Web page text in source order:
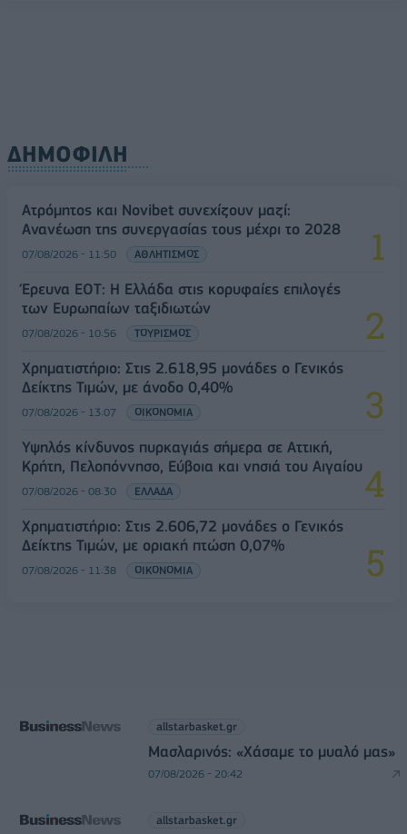
ΔΗΜΟΦΙΛΗ
Ατρόμητος και Novibet συνεχίζουν μαζί:
Ανανέωση της συνεργασίας τους μέχρι το 2028
07/08/2026 - 11:50 ΑΘΛΗΤΙΣΜΟΣ
Έρευνα ΕΟΤ: Η Ελλάδα στις κορυφαίες επιλογές
των Ευρωπαίων ταξιδιωτών
07/08/2026 - 10:56 ΤΟΥΡΙΣΜΟΣ
Χρηματιστήριο: Στις 2.618,95 μονάδες ο Γενικός
Δείκτης Τιμών, με άνοδο 0,40%
07/08/2026 - 13:07 ΟΙΚΟΝΟΜΙΑ
Υψηλός κίνδυνος πυρκαγιάς σήμερα σε Αττική,
Κρήτη, Πελοπόννησο, Εύβοια και νησιά του Αιγαίου
07/08/2026 - 08:30 ΕΛΛΑΔΑ
Χρηματιστήριο: Στις 2.606,72 μονάδες ο Γενικός
Δείκτης Τιμών, με οριακή πτώση 0,07%
07/08/2026 - 11:38 ΟΙΚΟΝΟΜΙΑ
allstarbasket.gr
Μασλαρινός: «Χάσαμε το μυαλό μας»
07/08/2026 - 20:42
allstarbasket.gr